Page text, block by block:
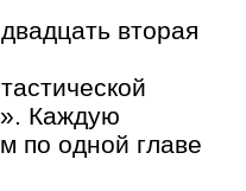
вторая
Каждую
по одной главе